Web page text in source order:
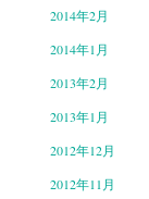
2014年2月
2014年1月
2013年2月
2013年1月
2012年12月
2012年11月